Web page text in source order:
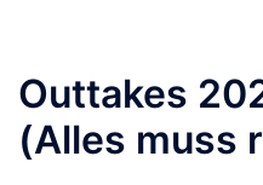
Outtakes
(Alles muss